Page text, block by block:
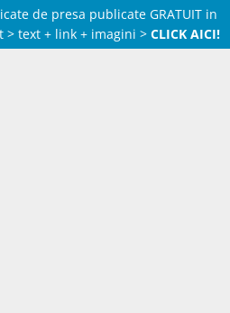
de presa publicate GRATUIT in
text + link + imagini > CLICK AICI!